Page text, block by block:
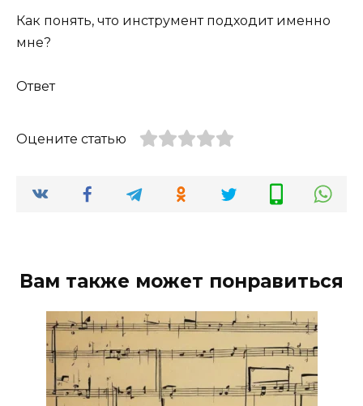
Как понять, что инструмент подходит именно
мне?
Ответ
Оцените статью
Вам также может понравиться